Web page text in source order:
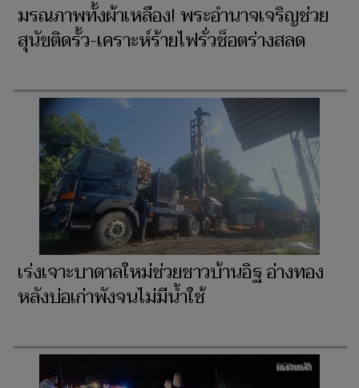
มรณภาพทั้งผ้าเหลือง! พระอำนาจเจริญช่วย
สุนัขติดรั้ว-เคราะห์ร้ายไฟรั่วช็อตร่างสลด
เร่งเจาะบาดาลใหม่ช่วยชาวบ้านอิฐ อ่างทอง
หลังบ่อเก่าพังจนไม่มีน้ำใช้